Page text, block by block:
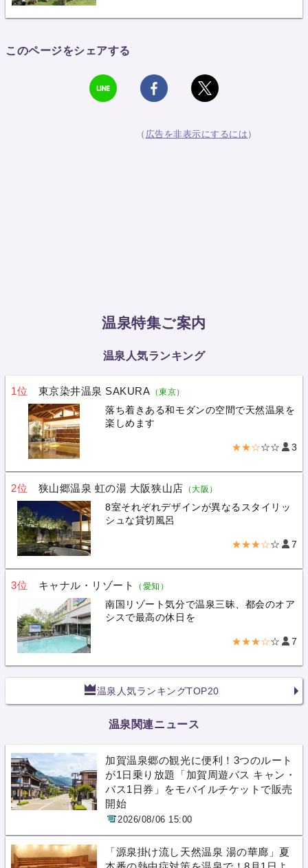
このページをシェアする
（ 広告を非表示にするには ）
温泉特集ご案内
温泉人気ランキング
1位 東京染井温泉 SAKURA （東京）
落ち着きある和モダンの空間で天然温泉を
楽しめます
★★☆☆☆ 3
2位 狭山郷温泉 虹の湯 大阪狭山店 （大阪）
8室それぞれデザインが異なるスタイリッ
シュな貸切風呂
★★★☆☆ 7
3位 キャナル・リゾート （愛知）
南国リゾート気分で温泉三昧、都会のオア
シスで最高の休日を
★★★☆☆ 7
温泉人気ランキングTOP20
温泉関連ニュース
加賀温泉郷の観光に便利！3つのルート
が1日乗り放題「加賀周遊バス キャン・
バス1日券」をモバイルチケットで販売
開始
2026/08/06 15:00
「源泉掛け流し天然温泉 湯の華廊」夏